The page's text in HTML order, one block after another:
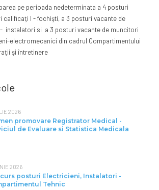
pe perioada nedeterminata a 4 posturi
calificaţi I - fochişti, a 3 posturi vacante de
instalatori si a 3 posturi vacante de muncitori
electromecanici din cadrul Compartimentului
şi întretinere
2026
promovare Registrator Medical -
de Evaluare si Statistica Medicala
2026
posturi Electricieni, Instalatori -
Tehnic